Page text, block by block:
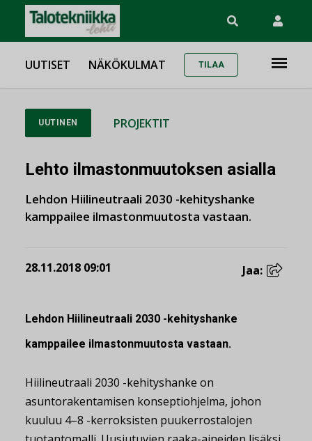
UUTISET NÄKÖKULMAT TILAA
UUTINEN PROJEKTIT
Lehto ilmastonmuutoksen asialla
Lehdon Hiilineutraali 2030 -kehityshanke
kamppailee ilmastonmuutosta vastaan.
28.11.2018 09:01 Jaa:
Lehdon Hiilineutraali 2030 -kehityshanke
kamppailee ilmastonmuutosta vastaan.
Hiilineutraali 2030 -kehityshanke on
asuntorakentamisen konseptiohjelma, johon
kuuluu 4–8 -kerroksisten puukerrostalojen